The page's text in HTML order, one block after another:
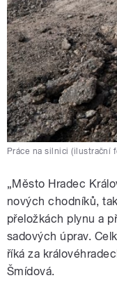
Práce na silnici (ilustrační
„Město Hradec
nových chodníků,
přeložkách plynu a
sadových úprav.
říká za
Šmídová.